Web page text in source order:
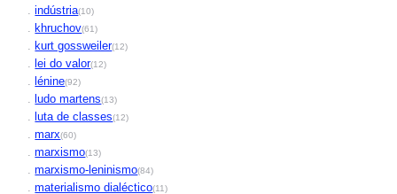
.indústria(10)
.khruchov(61)
.kurt gossweiler(12)
.lei do valor(12)
.lénine(92)
.ludo martens(13)
.luta de classes(12)
.marx(60)
.marxismo(13)
.marxismo-leninismo(84)
.materialismo dialéctico(11)